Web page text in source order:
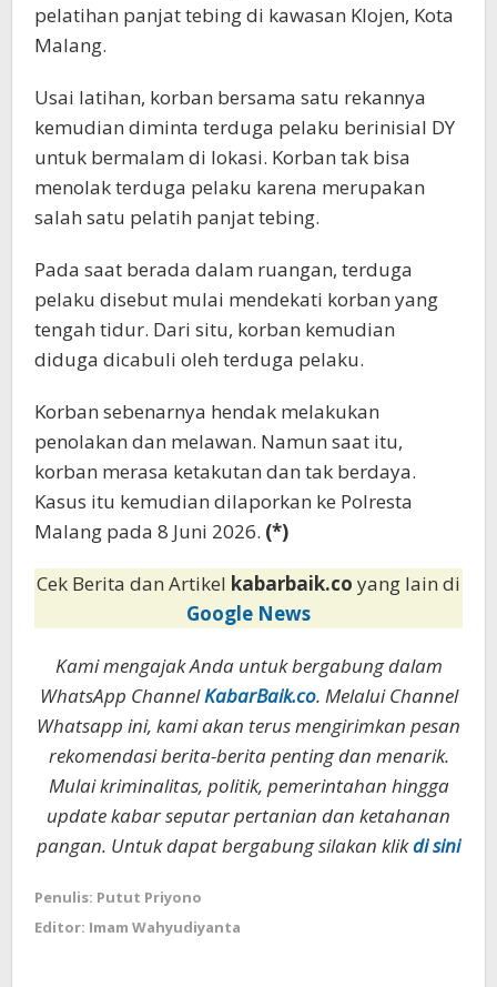
pelatihan panjat tebing di kawasan Klojen, Kota
Malang.
Usai latihan, korban bersama satu rekannya
kemudian diminta terduga pelaku berinisial DY
untuk bermalam di lokasi. Korban tak bisa
menolak terduga pelaku karena merupakan
salah satu pelatih panjat tebing.
Pada saat berada dalam ruangan, terduga
pelaku disebut mulai mendekati korban yang
tengah tidur. Dari situ, korban kemudian
diduga dicabuli oleh terduga pelaku.
Korban sebenarnya hendak melakukan
penolakan dan melawan. Namun saat itu,
korban merasa ketakutan dan tak berdaya.
Kasus itu kemudian dilaporkan ke Polresta
Malang pada 8 Juni 2026. (*)
Cek Berita dan Artikel kabarbaik.co yang lain di
Google News
Kami mengajak Anda untuk bergabung dalam
WhatsApp ChannelKabarBaik.co. Melalui Channel
Whatsapp ini, kami akan terus mengirimkan pesan
rekomendasi berita-berita penting dan menarik.
Mulai kriminalitas, politik, pemerintahan hingga
update kabar seputar pertanian dan ketahanan
pangan. Untuk dapat bergabung silakan klikdi sini
Penulis: Putut Priyono
Editor: Imam Wahyudiyanta